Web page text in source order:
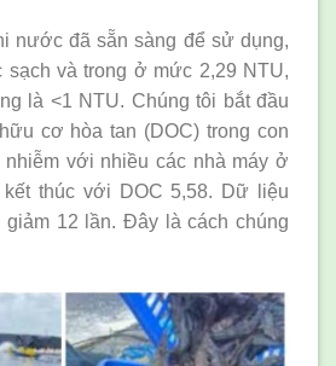
nước đã sẵn sàng để sử dụng,
và trong ở mức 2,29 NTU,
là <1 NTU. Chúng tôi bắt đầu
cơ hòa tan (DOC) trong con
với nhiều các nhà máy ở
thúc với DOC 5,58. Dữ liệu
giảm 12 lần. Đây là cách chúng